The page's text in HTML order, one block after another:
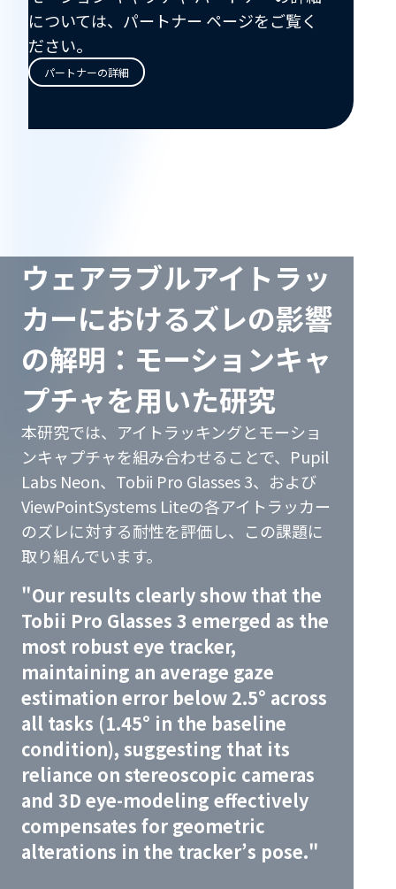
については、パートナー ページをご覧く
ださい。
パートナーの詳細
ウェアラブルアイトラッ
カーにおけるズレの影響
の解明：モーションキャ
プチャを用いた研究
本研究では、アイトラッキングとモーショ
ンキャプチャを組み合わせることで、Pupil
Labs Neon、Tobii Pro Glasses 3、および
ViewPointSystems Liteの各アイトラッカー
のズレに対する耐性を評価し、この課題に
取り組んでいます。
"Our results clearly show that the
Tobii Pro Glasses 3 emerged as the
most robust eye tracker,
maintaining an average gaze
estimation error below 2.5° across
all tasks (1.45° in the baseline
condition), suggesting that its
reliance on stereoscopic cameras
and 3D eye-modeling effectively
compensates for geometric
alterations in the tracker’s pose."